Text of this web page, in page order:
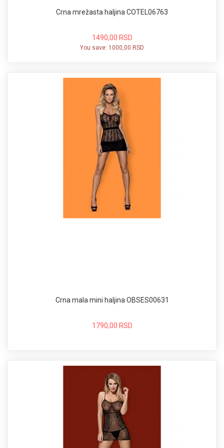
Crna mrežasta haljina COTEL06763
1490,00 RSD
You save: 1000,00 RSD
Crna mala mini haljina OBSES00631
1790,00 RSD